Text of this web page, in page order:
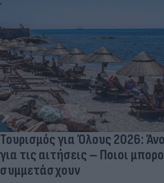
Τουρισμός για Όλους 2026:
για τις αιτήσεις – Ποιοι
συμμετάσχουν